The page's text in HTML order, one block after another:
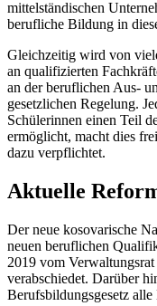
mittelständischen
berufliche Bildung in
Gleichzeitig wird von
an qualifizierten
an der beruflichen Aus-
gesetzlichen Regelung.
Schülerinnen einen Teil
ermöglicht, macht dies
dazu verpflichtet.
Aktuelle
Der neue kosovarische
neuen beruflichen
2019 vom
verabschiedet. Darüber
Berufsbildungsgesetz